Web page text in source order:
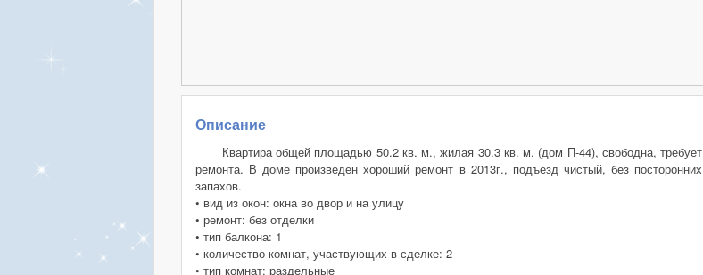
Описание
Квартира общей площадью 50.2 кв. м., жилая 30.3 кв. м. (дом П-44), свободна, требует
ремонта. В доме произведен хороший ремонт в 2013г., подъезд чистый, без посторонних
запахов.
• вид из окон: окна во двор и на улицу
• ремонт: без отделки
• тип балкона: 1
• количество комнат, участвующих в сделке: 2
• тип комнат: раздельные